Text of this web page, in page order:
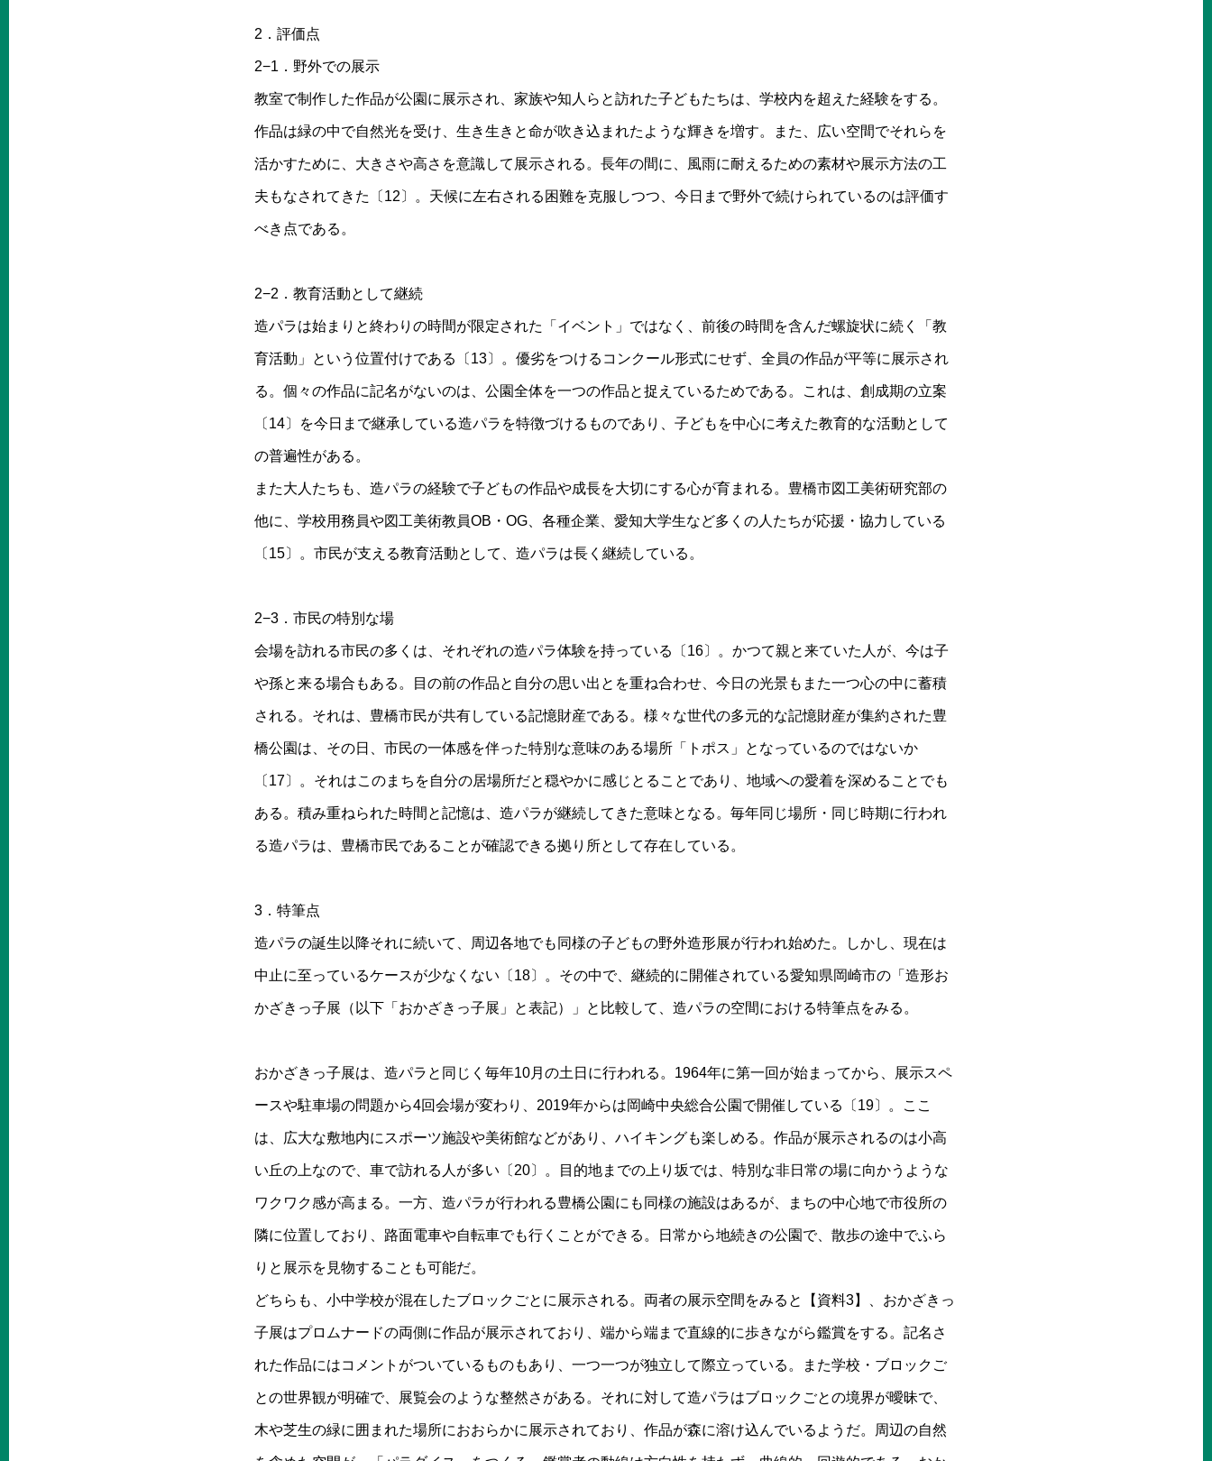
2．評価点
2−1．野外での展示
教室で制作した作品が公園に展示され、家族や知人らと訪れた子どもたちは、学校内を超えた経験をする。
作品は緑の中で自然光を受け、生き生きと命が吹き込まれたような輝きを増す。また、広い空間でそれらを
活かすために、大きさや高さを意識して展示される。長年の間に、風雨に耐えるための素材や展示方法の工
夫もなされてきた〔12〕。天候に左右される困難を克服しつつ、今日まで野外で続けられているのは評価す
べき点である。
2−2．教育活動として継続
造パラは始まりと終わりの時間が限定された「イベント」ではなく、前後の時間を含んだ螺旋状に続く「教
育活動」という位置付けである〔13〕。優劣をつけるコンクール形式にせず、全員の作品が平等に展示され
る。個々の作品に記名がないのは、公園全体を一つの作品と捉えているためである。これは、創成期の立案
〔14〕を今日まで継承している造パラを特徴づけるものであり、子どもを中心に考えた教育的な活動として
の普遍性がある。
また大人たちも、造パラの経験で子どもの作品や成長を大切にする心が育まれる。豊橋市図工美術研究部の
他に、学校用務員や図工美術教員OB・OG、各種企業、愛知大学生など多くの人たちが応援・協力している
〔15〕。市民が支える教育活動として、造パラは長く継続している。
2−3．市民の特別な場
会場を訪れる市民の多くは、それぞれの造パラ体験を持っている〔16〕。かつて親と来ていた人が、今は子
や孫と来る場合もある。目の前の作品と自分の思い出とを重ね合わせ、今日の光景もまた一つ心の中に蓄積
される。それは、豊橋市民が共有している記憶財産である。様々な世代の多元的な記憶財産が集約された豊
橋公園は、その日、市民の一体感を伴った特別な意味のある場所「トポス」となっているのではないか
〔17〕。それはこのまちを自分の居場所だと穏やかに感じとることであり、地域への愛着を深めることでも
ある。積み重ねられた時間と記憶は、造パラが継続してきた意味となる。毎年同じ場所・同じ時期に行われ
る造パラは、豊橋市民であることが確認できる拠り所として存在している。
3．特筆点
造パラの誕生以降それに続いて、周辺各地でも同様の子どもの野外造形展が行われ始めた。しかし、現在は
中止に至っているケースが少なくない〔18〕。その中で、継続的に開催されている愛知県岡崎市の「造形お
かざきっ子展（以下「おかざきっ子展」と表記）」と比較して、造パラの空間における特筆点をみる。
おかざきっ子展は、造パラと同じく毎年10月の土日に行われる。1964年に第一回が始まってから、展示スペ
ースや駐車場の問題から4回会場が変わり、2019年からは岡崎中央総合公園で開催している〔19〕。ここ
は、広大な敷地内にスポーツ施設や美術館などがあり、ハイキングも楽しめる。作品が展示されるのは小高
い丘の上なので、車で訪れる人が多い〔20〕。目的地までの上り坂では、特別な非日常の場に向かうような
ワクワク感が高まる。一方、造パラが行われる豊橋公園にも同様の施設はあるが、まちの中心地で市役所の
隣に位置しており、路面電車や自転車でも行くことができる。日常から地続きの公園で、散歩の途中でふら
りと展示を見物することも可能だ。
どちらも、小中学校が混在したブロックごとに展示される。両者の展示空間をみると【資料3】、おかざきっ
子展はプロムナードの両側に作品が展示されており、端から端まで直線的に歩きながら鑑賞をする。記名さ
れた作品にはコメントがついているものもあり、一つ一つが独立して際立っている。また学校・ブロックご
との世界観が明確で、展覧会のような整然さがある。それに対して造パラはブロックごとの境界が曖昧で、
木や芝生の緑に囲まれた場所におおらかに展示されており、作品が森に溶け込んでいるようだ。周辺の自然